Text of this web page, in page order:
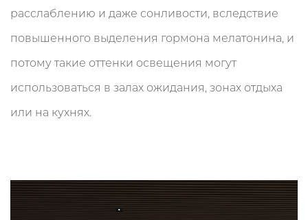
расслаблению и даже сонливости, вследствие
повышенного выделения гормона мелатонина, и
потому такие оттенки освещения могут
использоваться в залах ожидания, зонах отдыха
или на кухнях.